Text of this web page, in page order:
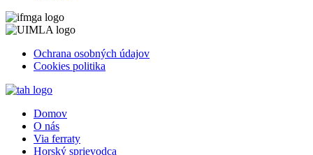
Ochrana osobných údajov
Cookies politika
Domov
O nás
Via ferraty
Horský sprievodca